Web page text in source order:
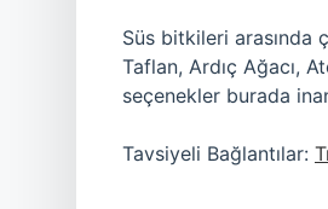
Süs bitkileri arasında
Taflan, Ardıç Ağacı,
seçenekler burada
Tavsiyeli Bağlantılar: